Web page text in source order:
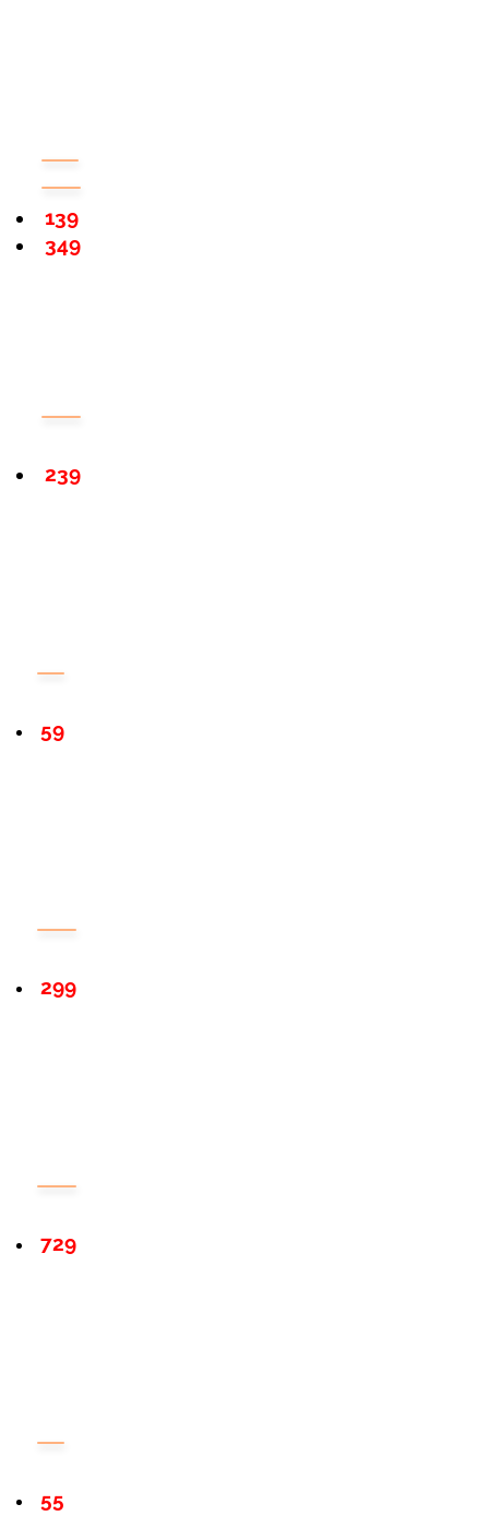
349
139
239
59
299
729
55